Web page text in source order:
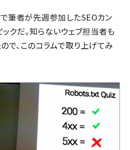
で筆者が先週参加したSEOカン
クだ。知らないウェブ担当者も
で、このコラムで取り上げてみ